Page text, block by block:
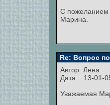
С пожеланием
Марина.
Re: Вопрос
Автор: Лена
Дата: 13-01-
Уважаемая